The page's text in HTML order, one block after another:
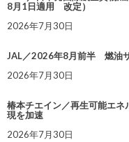
8月1日適用 改定）
2026年7月30日
JAL／2026年8月前半 燃油
2026年7月30日
椿本チエイン／再生可能エ
現を加速
2026年7月30日